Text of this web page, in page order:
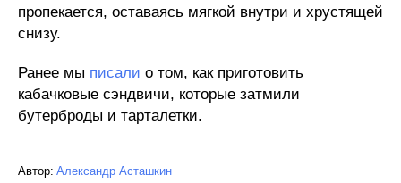
пропекается, оставаясь мягкой внутри и хрустящей
снизу.
Ранее мы писали о том, как приготовить
кабачковые сэндвичи, которые затмили
бутерброды и тарталетки.
Автор: Александр Асташкин